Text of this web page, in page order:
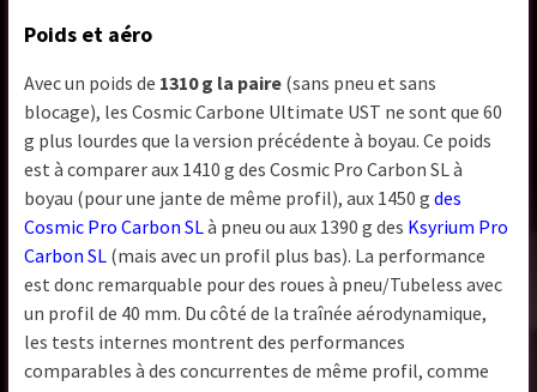
Poids et aéro
Avec un poids de 1310 g la paire (sans pneu et sans
blocage), les Cosmic Carbone Ultimate UST ne sont que 60
g plus lourdes que la version précédente à boyau. Ce poids
est à comparer aux 1410 g des Cosmic Pro Carbon SL à
boyau (pour une jante de même profil), aux 1450 gdes
Cosmic Pro Carbon SLà pneu ou aux 1390 g des Ksyrium Pro
Carbon SL (mais avec un profil plus bas). La performance
est donc remarquable pour des roues à pneu/Tubeless avec
un profil de 40 mm. Du côté de la traînée aérodynamique,
les tests internes montrent des performances
comparables à des concurrentes de même profil, comme